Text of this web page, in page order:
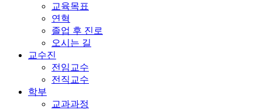
교육목표
연혁
졸업 후 진로
오시는 길
교수진
전임교수
전직교수
학부
교과과정